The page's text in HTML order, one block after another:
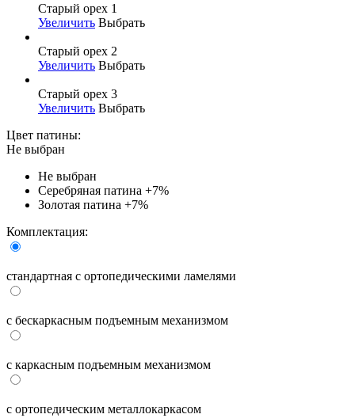
Старый орех 1
Увеличить Выбрать
Старый орех 2
Увеличить Выбрать
Старый орех 3
Увеличить Выбрать
Цвет патины:
Не выбран
Не выбран
Серебряная патина +7%
Золотая патина +7%
Комплектация:
стандартная с ортопедическими ламелями
с бескаркасным подъемным механизмом
с каркасным подъемным механизмом
с ортопедическим металлокаркасом